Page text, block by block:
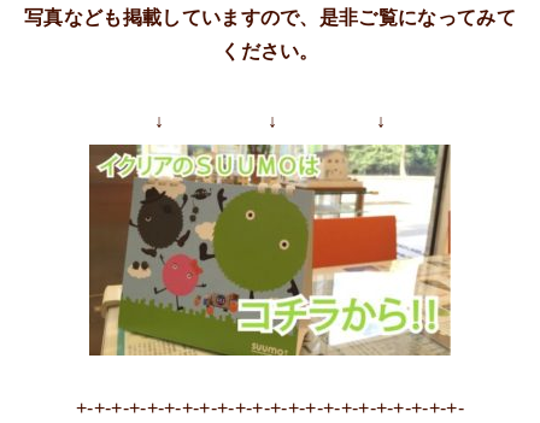
写真なども掲載していますので、是非ご覧になってみて
ください。
↓ ↓ ↓
+-+-+-+-+-+-+-+-+-+-+-+-+-+-+-+-+-+-+-+-+-+-